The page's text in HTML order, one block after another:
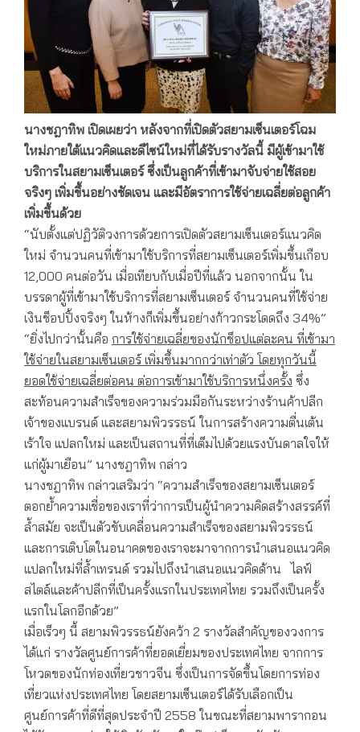
นางชฎาทิพ เปิดเผยว่า หลังจากที่เปิดตัวสยามเซ็นเตอร์โฉม
ใหม่ภายใต้แนวคิดและดีไซน์ใหม่ที่ได้รับรางวัลนี้ มีผู้เข้ามาใช้
บริการในสยามเซ็นเตอร์ ซึ่งเป็นลูกค้าที่เข้ามาจับจ่ายใช้สอย
จริงๆ เพิ่มขึ้นอย่างชัดเจน และมีอัตราการใช้จ่ายเฉลี่ยต่อลูกค้า
เพิ่มขึ้นด้วย
“นับตั้งแต่ปฏิวัติวงการด้วยการเปิดตัวสยามเซ็นเตอร์แนวคิด
ใหม่ จำนวนคนที่เข้ามาใช้บริการที่สยามเซ็นเตอร์เพิ่มขึ้นเกือบ
12,000 คนต่อวัน เมื่อเทียบกับเมื่อปีที่แล้ว นอกจากนั้น ใน
บรรดาผู้ที่เข้ามาใช้บริการที่สยามเซ็นเตอร์ จำนวนคนที่ใช้จ่าย
เงินช็อปปิ้งจริงๆ ในห้างก็เพิ่มขึ้นอย่างก้าวกระโดดถึง 34%”
“ยิ่งไปกว่านั้นคือ การใช้จ่ายเฉลี่ยของนักช็อปแต่ละคน ที่เข้ามา
ใช้จ่ายในสยามเซ็นเตอร์ เพิ่มขึ้นมากกว่าเท่าตัว โดยทุกวันนี้
ยอดใช้จ่ายเฉลี่ยต่อคน ต่อการเข้ามาใช้บริการหนึ่งครั้ง ซึ่ง
สะท้อนความสำเร็จของความร่วมมือกันระหว่างร้านค้าปลีก
เจ้าของแบรนด์ และสยามพิวรรธน์ ในการสร้างความตื่นเต้น
เร้าใจ แปลกใหม่ และเป็นสถานที่ที่เต็มไปด้วยแรงบันดาลใจให้
แก่ผู้มาเยือน” นางชฎาทิพ กล่าว
นางชฎาทิพ กล่าวเสริมว่า “ความสำเร็จของสยามเซ็นเตอร์
ตอกย้ำความเชื่อของเราที่ว่าการเป็นผู้นำความคิดสร้างสรรค์ที่
ล้ำสมัย จะเป็นตัวขับเคลื่อนความสำเร็จของสยามพิวรรธน์
และการเติบโตในอนาคตของเราจะมาจากการนำเสนอแนวคิด
แปลกใหม่ที่ล้ำเทรนด์ รวมไปถึงนำเสนอแนวคิดด้าน ไลฟ์
สไตล์และค้าปลีกที่เป็นครั้งแรกในประเทศไทย รวมถึงเป็นครั้ง
แรกในโลกอีกด้วย”
เมื่อเร็วๆ นี้ สยามพิวรรธน์ยังคว้า 2 รางวัลสำคัญของวงการ
ได้แก่ รางวัลศูนย์การค้าที่ยอดเยี่ยมของประเทศไทย จากการ
โหวตของนักท่องเที่ยวชาวจีน ซึ่งเป็นการจัดขึ้นโดยการท่อง
เที่ยวแห่งประเทศไทย โดยสยามเซ็นเตอร์ได้รับเลือกเป็น
ศูนย์การค้าที่ดีที่สุดประจำปี 2558 ในขณะที่สยามพารากอน